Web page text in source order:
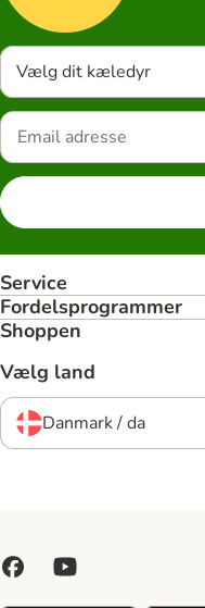
Vælg dit kæledyr
Service
Fordelsprogrammer
Shoppen
Vælg land
Danmark / da